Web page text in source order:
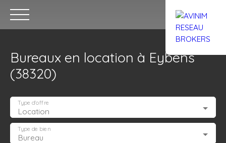
Accueil Acheter Trouver un
Bureaux en location à Eybens
(38320)
Location
Type d'offre
Bureau
Type de bien